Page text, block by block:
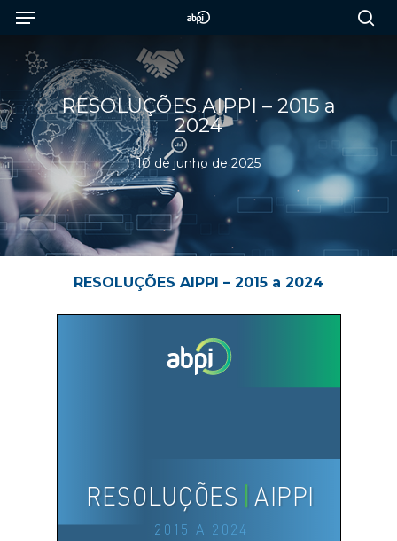
Skip
main
content
Menu
RESOLUÇÕES AIPPI – 2015 a
2024
10 de junho de 2025
RESOLUÇÕES AIPPI – 2015 a 2024